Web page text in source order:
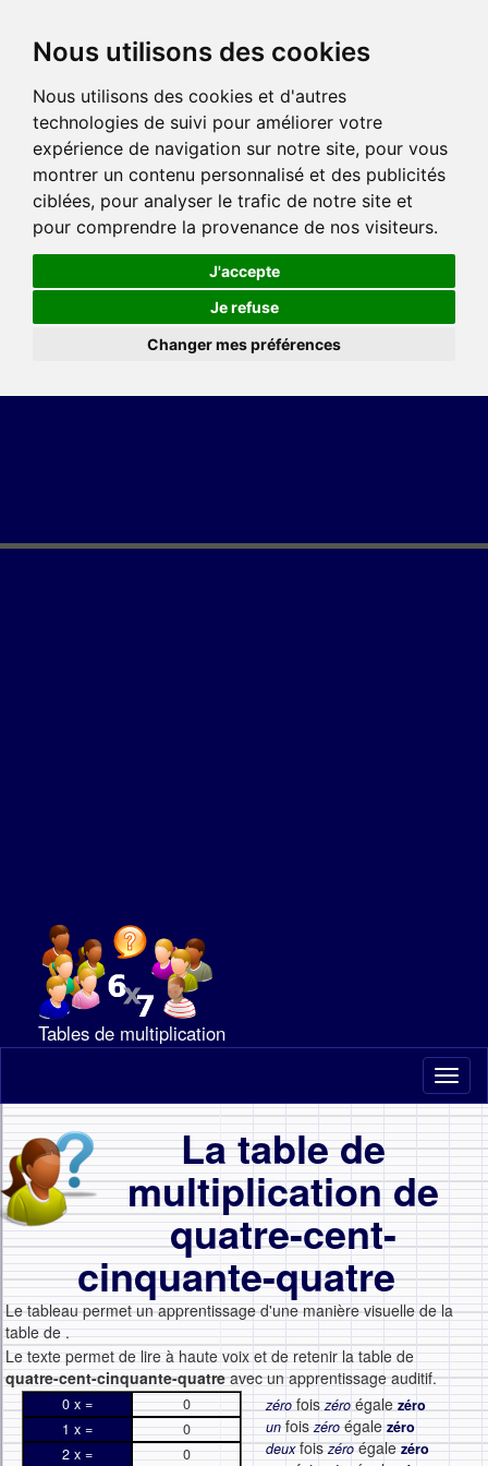
Nous utilisons des cookies
Nous utilisons des cookies et d'autres
technologies de suivi pour améliorer votre
expérience de navigation sur notre site, pour vous
montrer un contenu personnalisé et des publicités
ciblées, pour analyser le trafic de notre site et
pour comprendre la provenance de nos visiteurs.
J'accepte
Je refuse
Changer mes préférences
Tables de multiplication
La table de
multiplication de
quatre-cent-
cinquante-quatre
Le tableau permet un apprentissage d'une manière visuelle de la
table de .
Le texte permet de lire à haute voix et de retenir la table de
quatre-cent-cinquante-quatreavec un apprentissage auditif.
0 x =
0
1 x =
0
2 x =
0
zérofoiszéroégalezéro
un foiszéro égale zéro
deuxfoiszéroégalezéro